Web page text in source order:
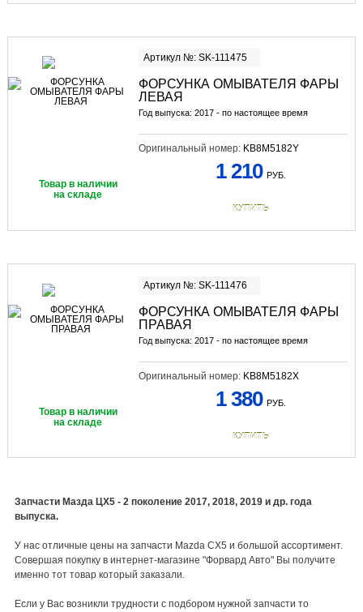
Артикул №: SK-111475
ФОРСУНКА ОМЫВАТЕЛЯ ФАРЫ
ЛЕВАЯ
Год выпуска: 2017 - по настоящее время
Оригинальный номер: KB8M5182Y
Товар в наличии
на складе
1 210 РУБ.
КУПИТЬ
Артикул №: SK-111476
ФОРСУНКА ОМЫВАТЕЛЯ ФАРЫ
ПРАВАЯ
Год выпуска: 2017 - по настоящее время
Оригинальный номер: KB8M5182X
Товар в наличии
на складе
1 380 РУБ.
КУПИТЬ
Запчасти Мазда ЦХ5 - 2 поколение 2017, 2018, 2019 и др. года
выпуска.
У нас отличные цены на запчасти Mazda CX5 и большой ассортимент.
Совершая покупку в интернет-магазине "Форвард Авто" Вы получите
именно тот товар который заказали.
Если у Вас возникли трудности с подбором нужной запчасти то